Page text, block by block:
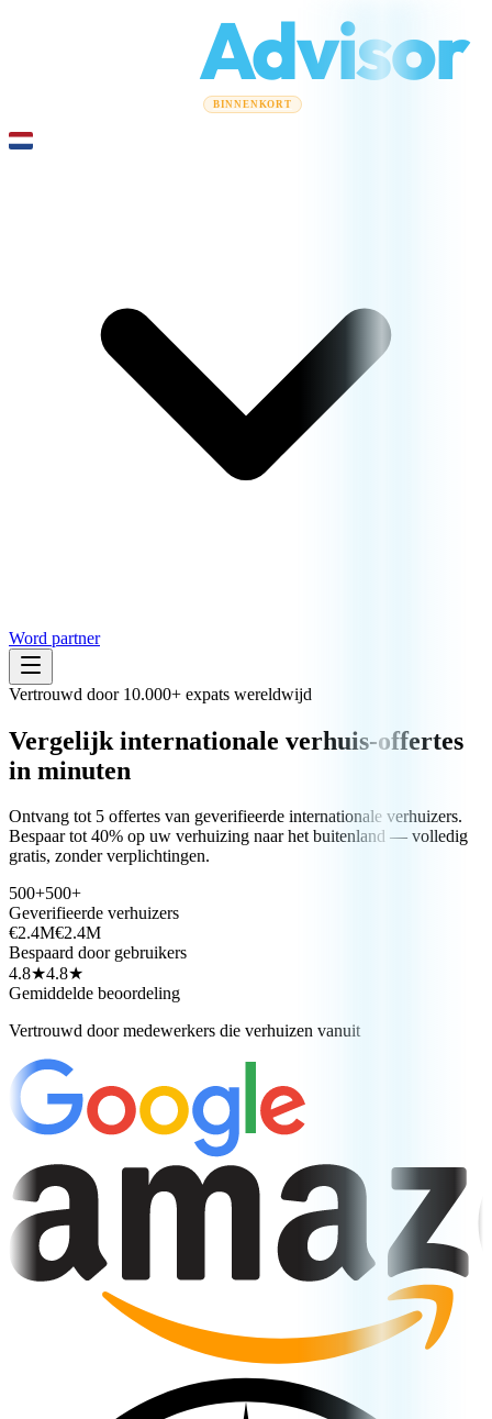
Advisor
BINNENKORT
Word partner
Vertrouwd door 10.000+ expats wereldwijd
Vergelijk internationale verhuis-offertes
in minuten
Ontvang tot 5 offertes van geverifieerde internationale verhuizers.
Bespaar tot 40% op uw verhuizing naar het buitenland — volledig
gratis, zonder verplichtingen.
500+500+
Geverifieerde verhuizers
€2.4M€2.4M
Bespaard door gebruikers
4.8★4.8★
Gemiddelde beoordeling
Vertrouwd door medewerkers die verhuizen vanuit